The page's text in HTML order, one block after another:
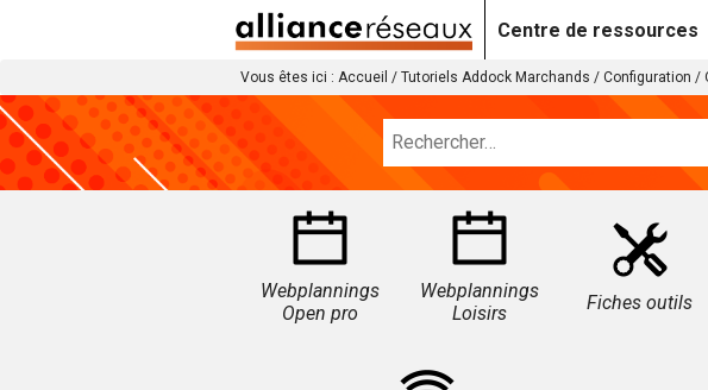
Centre de ressources
Vous êtes ici : Accueil / Tutoriels Addock Marchands / Configuration /
Webplannings
Open pro
Webplannings
Loisirs
Fiches outils